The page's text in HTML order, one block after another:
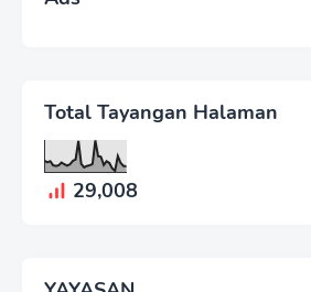
Total Tayangan Halaman
29,008